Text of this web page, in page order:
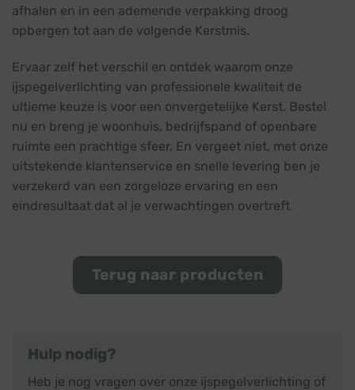
afhalen en in een ademende verpakking droog
opbergen tot aan de volgende Kerstmis.
Ervaar zelf het verschil en ontdek waarom onze
ijspegelverlichting van professionele kwaliteit de
ultieme keuze is voor een onvergetelijke Kerst. Bestel
nu en breng je woonhuis, bedrijfspand of openbare
ruimte een prachtige sfeer. En vergeet niet, met onze
uitstekende klantenservice en snelle levering ben je
verzekerd van een zorgeloze ervaring en een
eindresultaat dat al je verwachtingen overtreft.
Terug naar producten
Hulp nodig?
Heb je nog vragen over onze ijspegelverlichting of